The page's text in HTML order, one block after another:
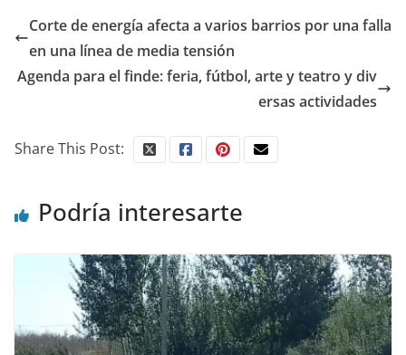
Corte de energía afecta a varios barrios por una falla
en una línea de media tensión
Agenda para el finde: feria, fútbol, arte y teatro y div
ersas actividades
Share This Post:
Podría interesarte